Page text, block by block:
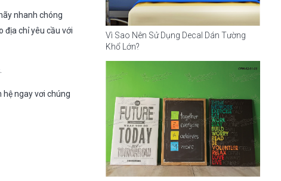
nhanh chóng
địa chỉ yêu cầu với
hệ ngay vơi chúng
Vì Sao Nên Sử Dụng Decal Dán Tường
Khổ Lớn?